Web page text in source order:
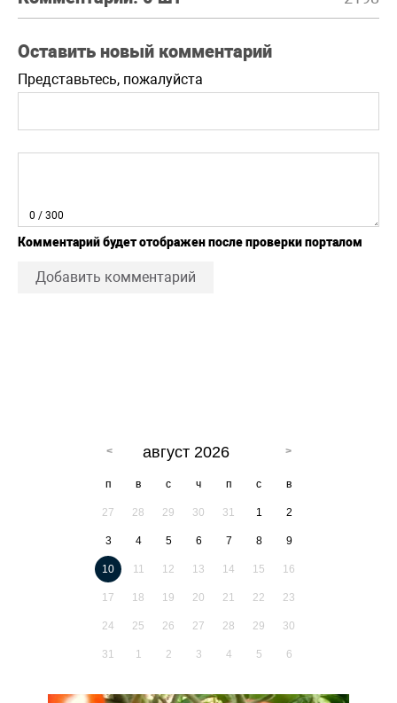
Оставить новый комментарий
Представьтесь, пожалуйста
0 / 300
Комментарий будет отображен после проверки порталом
Добавить комментарий
август 2026
п в с ч п с в
27 28 29 30 31 1 2
3 4 5 6 7 8 9
10 11 12 13 14 15 16
17 18 19 20 21 22 23
24 25 26 27 28 29 30
31 1 2 3 4 5 6